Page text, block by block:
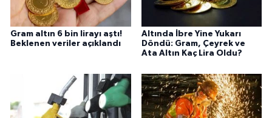
Gram altın 6 bin lirayı aştı!
Beklenen veriler açıklandı
Altında İbre Yine Yukarı
Döndü: Gram, Çeyrek ve
Ata Altın Kaç Lira Oldu?